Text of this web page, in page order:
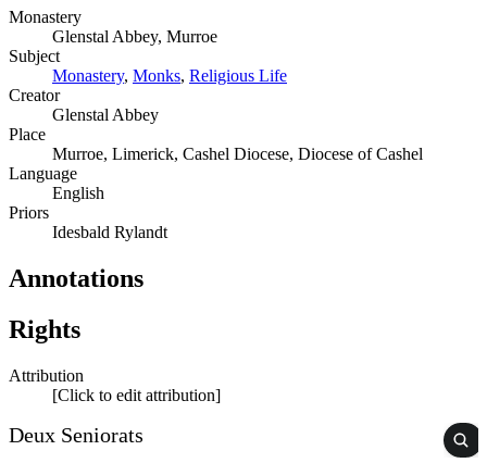
Monastery
Glenstal Abbey, Murroe
Subject
Monastery, Monks, Religious Life
Creator
Glenstal Abbey
Place
Murroe, Limerick, Cashel Diocese, Diocese of Cashel
Language
English
Priors
Idesbald Rylandt
Annotations
Rights
Attribution
[Click to edit attribution]
Deux Seniorats